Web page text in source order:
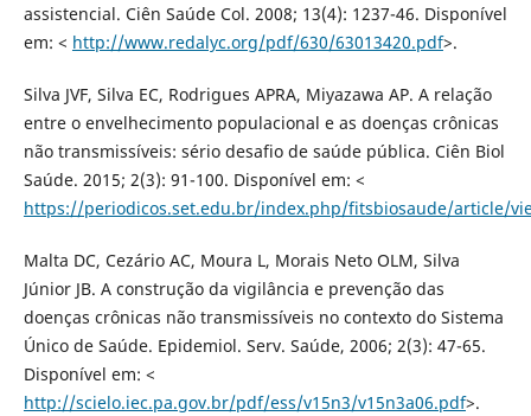
assistencial. Ciên Saúde Col. 2008; 13(4): 1237-46. Disponível
em: < http://www.redalyc.org/pdf/630/63013420.pdf>.
Silva JVF, Silva EC, Rodrigues APRA, Miyazawa AP. A relação
entre o envelhecimento populacional e as doenças crônicas
não transmissíveis: sério desafio de saúde pública. Ciên Biol
Saúde. 2015; 2(3): 91-100. Disponível em: <
https://periodicos.set.edu.br/index.php/fitsbiosaude/article/
Malta DC, Cezário AC, Moura L, Morais Neto OLM, Silva
Júnior JB. A construção da vigilância e prevenção das
doenças crônicas não transmissíveis no contexto do Sistema
Único de Saúde. Epidemiol. Serv. Saúde, 2006; 2(3): 47-65.
Disponível em: <
http://scielo.iec.pa.gov.br/pdf/ess/v15n3/v15n3a06.pdf>.